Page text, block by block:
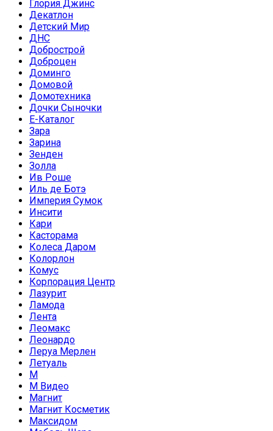
Глория Джинс
Декатлон
Детский Мир
ДНС
Добрострой
Доброцен
Доминго
Домовой
Домотехника
Дочки Сыночки
Е-Каталог
Зара
Зарина
Зенден
Золла
Ив Роше
Иль де Ботэ
Империя Сумок
Инсити
Кари
Касторама
Колеса Даром
Колорлон
Комус
Корпорация Центр
Лазурит
Ламода
Лента
Леомакс
Леонардо
Леруа Мерлен
Летуаль
М
М Видео
Магнит
Магнит Косметик
Максидом